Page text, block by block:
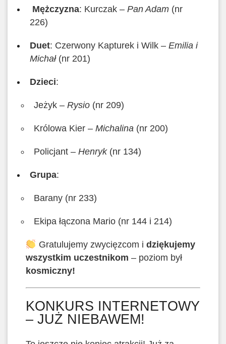
Mężczyzna: Kurczak – Pan Adam (nr
226)
Duet: Czerwony Kapturek i Wilk – Emilia i
Michał(nr 201)
Dzieci:
Jeżyk – Rysio (nr 209)
Królowa Kier – Michalina (nr 200)
Policjant – Henryk(nr 134)
Grupa:
Barany (nr 233)
Ekipa łączona Mario (nr 144 i 214)
Gratulujemy zwycięzcom i dziękujemy
wszystkim uczestnikom – poziom był
kosmiczny!
KONKURS INTERNETOWY
– JUŻ NIEBAWEM!